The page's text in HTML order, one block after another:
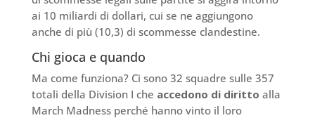
ai 10 miliardi di dollari, cui se ne aggiungono
anche di più (10,3) di scommesse clandestine.
Chi gioca e quando
Ma come funziona? Ci sono 32 squadre sulle 357
totali della Division I che accedono di diritto alla
March Madness perché hanno vinto il loro